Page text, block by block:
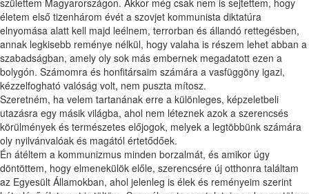
születtem Magyarországon. Akkor még csak nem is sejtettem, hogy
életem első tizenhárom évét a szovjet kommunista diktatúra
elnyomása alatt kell majd leélnem, terrorban és állandó rettegésben,
annak legkisebb reménye nélkül, hogy valaha is részem lehet abban a
szabadságban, amely oly sok más embernek megadatott ezen a
bolygón. Számomra és honfitársaim számára a vasfüggöny igazi,
kézzelfogható valóság volt, nem puszta mítosz.
Szeretném, ha velem tartanának erre a különleges, képzeletbeli
utazásra egy másik világba, ahol nem léteznek azok a szerencsés
körülmények és természetes előjogok, melyek a legtöbbünk számára
oly nyilvánvalóak és magától értetődőek.
Én átéltem a kommunizmus minden borzalmát, és amikor úgy
döntöttem, hogy elmenekülök előle, szerencsére új otthonra találtam
az Egyesült Államokban, ahol jelenleg is élek és reményeim szerint